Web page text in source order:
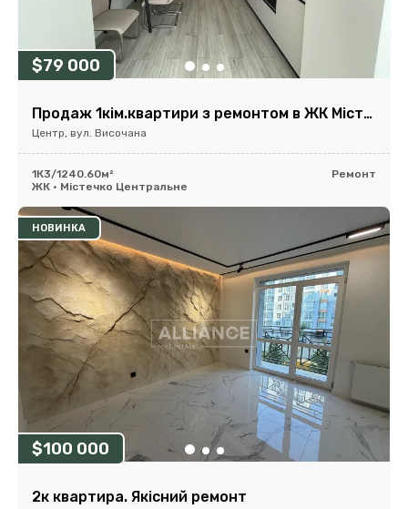
$79 000
Продаж 1кім.квартири з ремонтом в ЖК Містечко Центральне!
Центр, вул. Височана
1К3/1240.60м²
Ремонт
ЖК • Містечко Центральне
НОВИНКА
$100 000
2к квартира. Якісний ремонт